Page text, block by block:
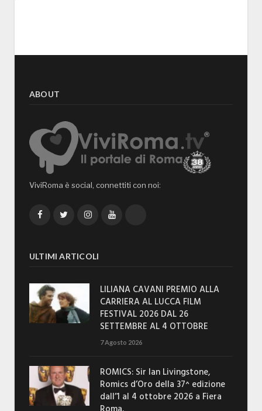
ABOUT
ViviRoma è social, connettiti con noi:
FacebookTwitterInstagramYouTube
ULTIMI ARTICOLI
LILIANA CAVANI PREMIO ALLA
CARRIERA AL LUCCA FILM
FESTIVAL 2026 DAL 26
SETTEMBRE AL 4 OTTOBRE
7 Agosto 2026
ROMICS: Sir Ian Livingstone,
Romics d’Oro della 37^ edizione
dall’1 al 4 ottobre 2026 a Fiera